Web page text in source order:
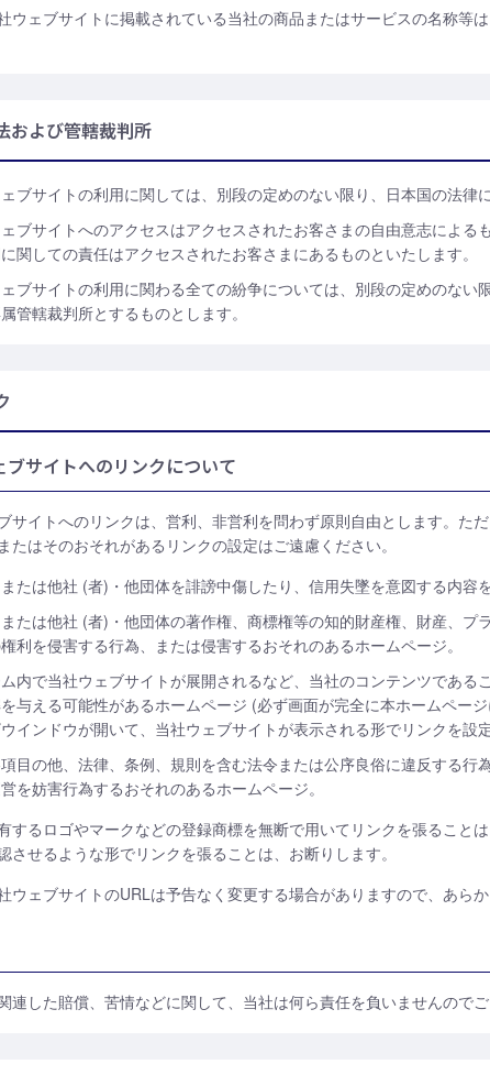
ウェブサイトに掲載されている当社の商品またはサービスの名称等
および管轄裁判所
ブサイトの利用に関しては、別段の定めのない限り、日本国の法律
ブサイトへのアクセスはアクセスされたお客さまの自由意志による
関しての責任はアクセスされたお客さまにあるものといたします。
ブサイトの利用に関わる全ての紛争については、別段の定めのない
管轄裁判所とするものとします。
ブサイトへのリンクについて
サイトへのリンクは、営利、非営利を問わず原則自由とします。た
たはそのおそれがあるリンクの設定はご遠慮ください。
たは他社 (者)・他団体を誹謗中傷したり、信用失墜を意図する内容
たは他社 (者)・他団体の著作権、商標権等の知的財産権、財産、プ
利を侵害する行為、または侵害するおそれのあるホームページ。
内で当社ウェブサイトが展開されるなど、当社のコンテンツである
与える可能性があるホームページ (必ず画面が完全に本ホームペー
インドウが開いて、当社ウェブサイトが表示される形でリンクを設
目の他、法律、条例、規則を含む法令または公序良俗に違反する行
を妨害行為するおそれのあるホームページ。
するロゴやマークなどの登録商標を無断で用いてリンクを張ること
させるような形でリンクを張ることは、お断りします。
ウェブサイトのURLは予告なく変更する場合がありますので、あらか
連した賠償、苦情などに関して、当社は何ら責任を負いませんのでご